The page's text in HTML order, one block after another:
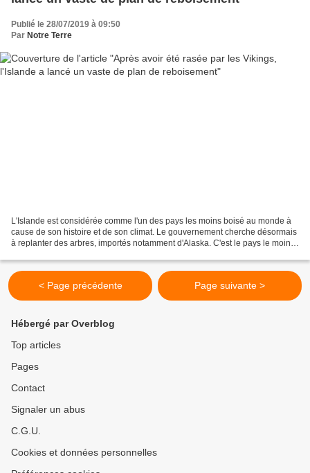
Publié le 28/07/2019 à 09:50
Par Notre Terre
L'Islande est considérée comme l'un des pays les moins boisé au monde à
cause de son histoire et de son climat. Le gouvernement cherche désormais
à replanter des arbres, importés notamment d'Alaska. C'est le pays le moins
< Page précédente Page suivante >
Hébergé par Overblog
Top articles
Pages
Contact
Signaler un abus
C.G.U.
Cookies et données personnelles